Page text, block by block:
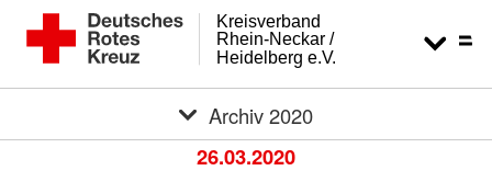
Heidelberg e.V.
Rhein-Neckar /
Kreisverband
Archiv 2020
26.03.2020